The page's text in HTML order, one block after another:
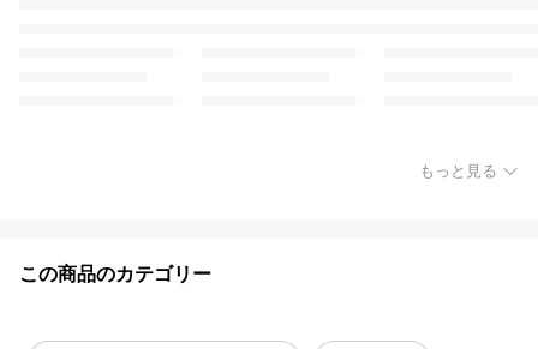
もっと見る
この商品のカテゴリー